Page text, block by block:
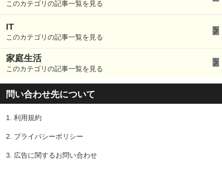
このカテゴリの記事一覧を見る
IT
このカテゴリの記事一覧を見る
家庭生活
このカテゴリの記事一覧を見る
問い合わせ先について
1. 利用規約
2. プライバシーポリシー
3. 広告に関するお問い合わせ